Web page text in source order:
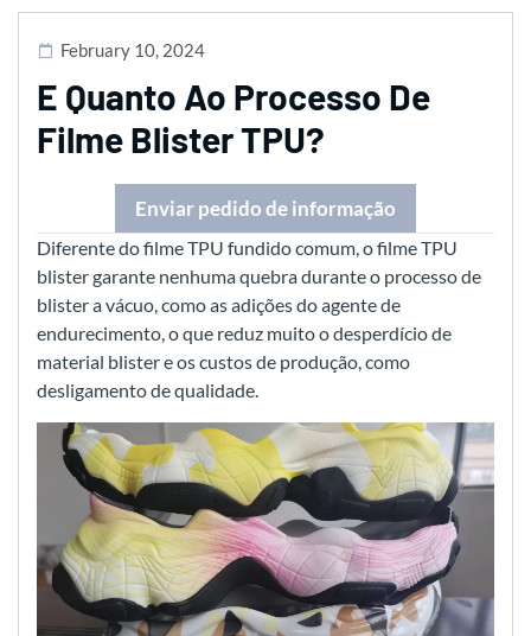
February 10, 2024
E Quanto Ao Processo De
Filme Blister TPU?
Enviar pedido de informação
Diferente do filme TPU fundido comum, o filme TPU
blister garante nenhuma quebra durante o processo de
blister a vácuo, como as adições do agente de
endurecimento, o que reduz muito o desperdício de
material blister e os custos de produção, como
desligamento de qualidade.